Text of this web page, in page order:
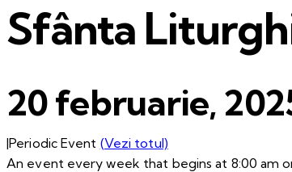
Sfânta
20 februarie,
|Periodic Event (Vezi totul)
An event every week that begins at 8:00 am